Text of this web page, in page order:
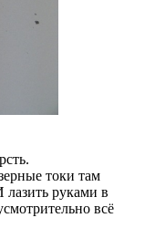
токи там
руками в
всё